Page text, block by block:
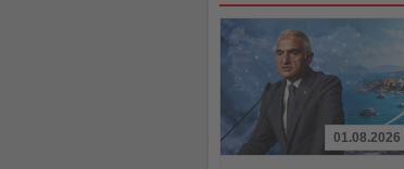
01.08.2026